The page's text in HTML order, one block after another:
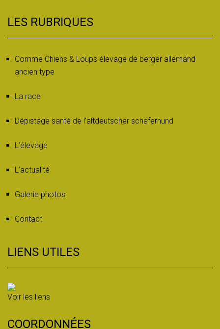
LES RUBRIQUES
Comme Chiens & Loups élevage de berger allemand
ancien type
La race
Dépistage santé de l’altdeutscher schäferhund
L’élevage
L’actualité
Galerie photos
Contact
LIENS UTILES
Voir les liens
COORDONNÉES